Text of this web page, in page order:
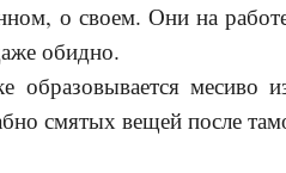
о своем. Они на
обидно.
месиво
смятых вещей после